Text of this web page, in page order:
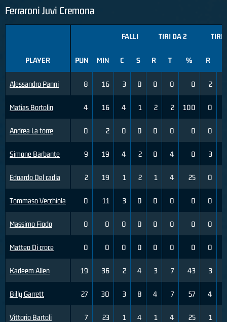
Ferraroni Juvi Cremona
PLAYER
Alessandro Panni
Matias Bortolin
Andrea La torre
Simone Barbante
Edoardo Del cadia
Tommaso Vecchiola
Massimo Fiodo
Matteo Di croce
Kadeem Allen
Billy Garrett
Vittorio Bartoli
FALLI TIRI DA 2 TIRI
PUN MIN C S R T % R
8 16 3 0 0 0 0 2
4 16 4 1 2 2 100 0
0 2 0 0 0 0 0 0
9 19 4 2 0 4 0 3
2 19 1 2 1 4 25 0
0 11 3 0 0 0 0 0
0 0 0 0 0 0 0 0
0 0 0 0 0 0 0 0
19 36 2 4 3 7 43 3
27 30 3 8 4 7 57 4
7 23 1 4 1 4 25 1